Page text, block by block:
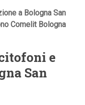
a Bologna San
Comelit Bologna
e
San